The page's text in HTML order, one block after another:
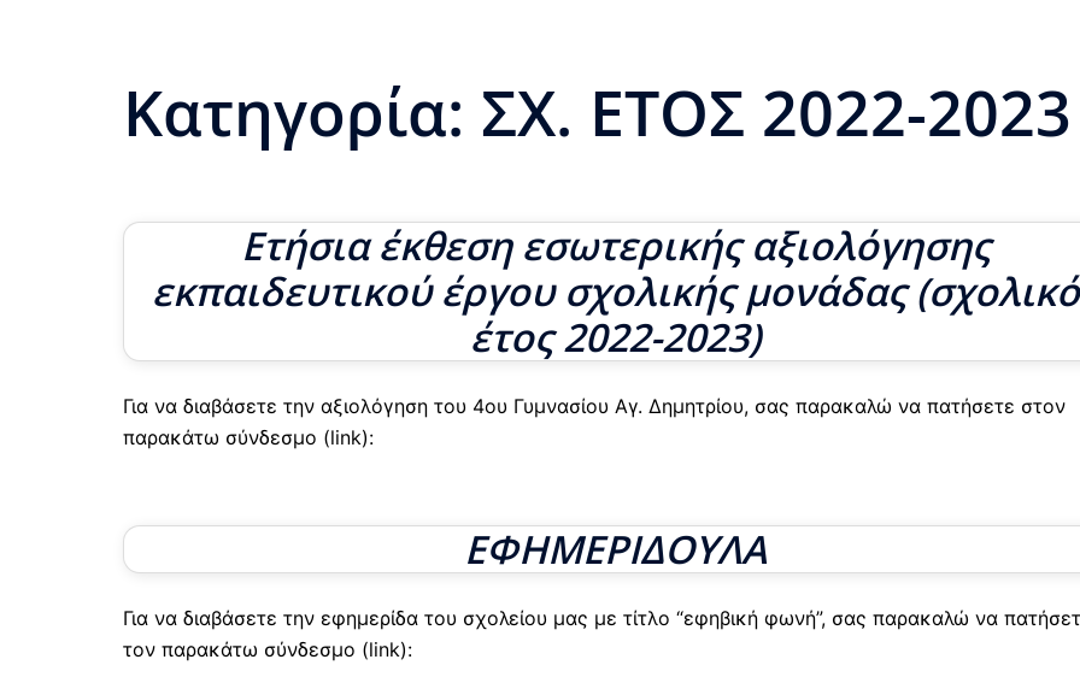
Κατηγορία: ΣΧ. ΕΤΟΣ 2022-2023
Ετήσια έκθεση εσωτερικής αξιολόγησης
εκπαιδευτικού έργου σχολικής μονάδας (σχολικό
έτος 2022-2023)
Για να διαβάσετε την αξιολόγηση του 4ου Γυμνασίου Αγ. Δημητρίου, σας παρακαλώ να πατήσετε στον
παρακάτω σύνδεσμο (link):
ΕΦΗΜΕΡΙΔΟΥΛΑ
Για να διαβάσετε την εφημερίδα του σχολείου μας με τίτλο “εφηβική φωνή”, σας παρακαλώ να
τον παρακάτω σύνδεσμο (link):